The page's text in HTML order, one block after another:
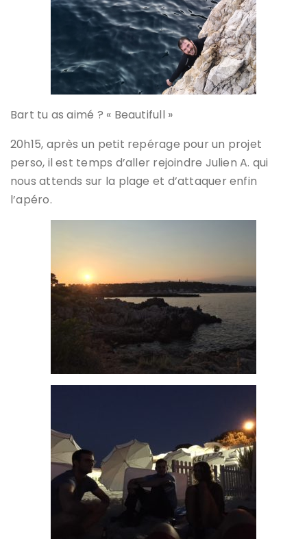
Bart tu as aimé ? « Beautifull »
20h15, après un petit repérage pour un projet
perso, il est temps d’aller rejoindre Julien A. qui
nous attends sur la plage et d’attaquer enfin
l’apéro.